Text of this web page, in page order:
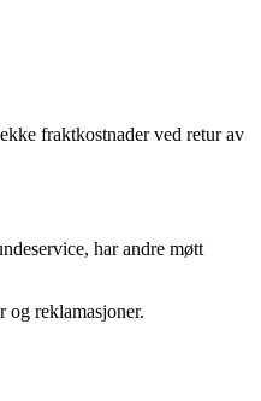
fraktkostnader ved retur av
har andre møtt
og reklamasjoner.